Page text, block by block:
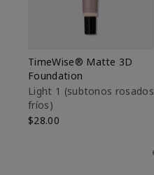
TimeWise® Matte 3D
Foundation
Light 1​ (subtonos rosados
fríos)
$28.00